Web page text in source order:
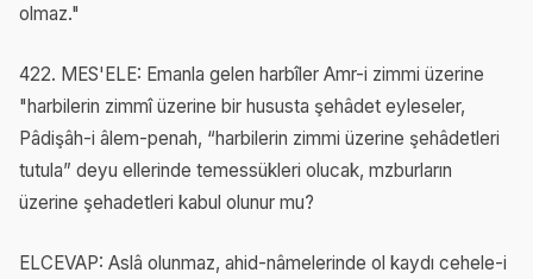
olmaz."
422. MES'ELE: Emanla gelen harbîler Amr-i zimmi üzerine
"harbilerin zimmî üzerine bir hususta şehâdet eyleseler,
Pâdişâh-i âlem-penah, “harbilerin zimmi üzerine şehâdetleri
tutula” deyu ellerinde temessükleri olucak, mzburların
üzerine şehadetleri kabul olunur mu?
ELCEVAP: Aslâ olunmaz, ahid-nâmelerinde ol kaydı cehele-i